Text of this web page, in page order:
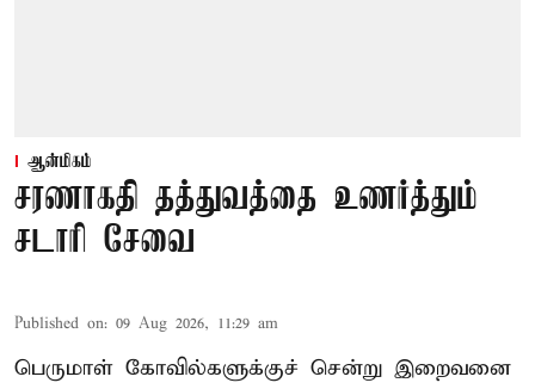
ஆன்மிகம்
சரணாகதி தத்துவத்தை உணர்த்தும்
சடாரி சேவை
Published on: 09 Aug 2026, 11:29 am
பெருமாள் கோவில்களுக்குச் சென்று இறைவனை